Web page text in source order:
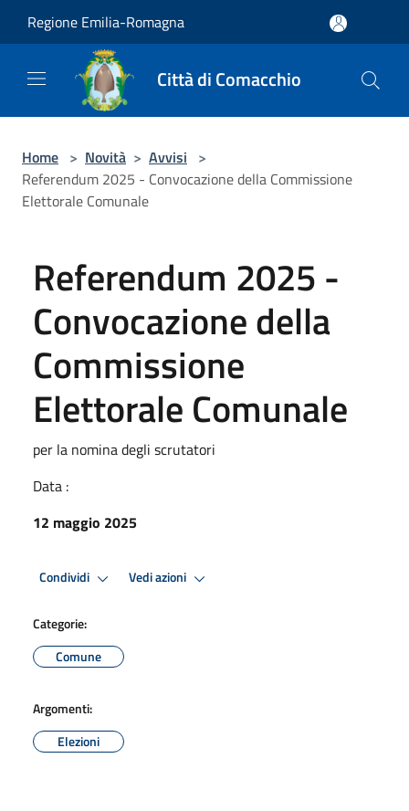
Regione Emilia-Romagna
Città di Comacchio
Home > Novità > Avvisi >
Referendum 2025 - Convocazione della Commissione
Elettorale Comunale
Referendum 2025 -
Convocazione della
Commissione
Elettorale Comunale
per la nomina degli scrutatori
Data :
12 maggio 2025
Condividi Vedi azioni
Categorie:
Comune
Argomenti:
Elezioni